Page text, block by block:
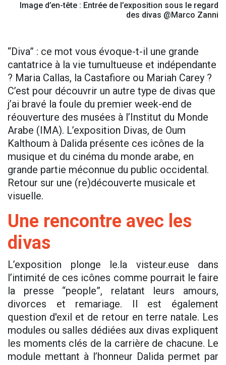
Image d’en-tête : Entrée de l’exposition sous le regard
des divas @Marco Zanni
“Diva” : ce mot vous évoque-t-il une grande
cantatrice à la vie tumultueuse et indépendante
? Maria Callas, la Castafiore ou Mariah Carey ?
C’est pour découvrir un autre type de divas que
j’ai bravé la foule du premier week-end de
réouverture des musées à l’Institut du Monde
Arabe (IMA). L’exposition Divas, de Oum
Kalthoum à Dalida présente ces icônes de la
musique et du cinéma du monde arabe, en
grande partie méconnue du public occidental.
Retour sur une (re)découverte musicale et
visuelle.
Une rencontre avec les
divas
L’exposition plonge le.la visteur.euse dans
l’intimité de ces icônes comme pourrait le faire
la presse “people”, relatant leurs amours,
divorces et remariage. Il est également
question d'exil et de retour en terre natale. Les
modules ou salles dédiées aux divas expliquent
les moments clés de la carrière de chacune. Le
module mettant à l’honneur Dalida permet par